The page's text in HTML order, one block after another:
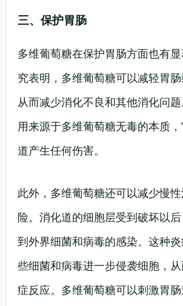
三、保护胃肠
多维葡萄糖在保护胃肠方面也有
究表明，多维葡萄糖可以减轻胃肠
从而减少消化不良和其他消化问
用来源于多维葡萄糖无毒的本质
道产生任何伤害。
此外，多维葡萄糖还可以减少慢
险。消化道的细胞层受到破坏以
到外界细菌和病毒的感染。这种
些细菌和病毒进一步侵袭细胞，
症反应。多维葡萄糖可以刺激胃肠